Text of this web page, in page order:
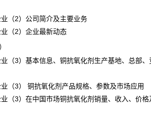
）公司简介及主要业务
）企业最新动态
基本信息、铜抗氧化剂生产基地、总部、
铜抗氧化剂产品规格、参数及市场应用
在中国市场铜抗氧化剂销量、收入、价格